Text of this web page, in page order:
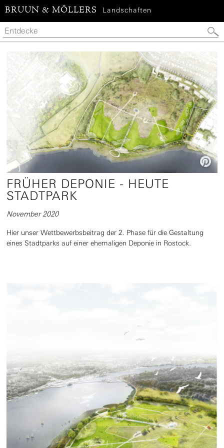

FRÜHER DEPONIE - HEUTE
STADTPARK
November 2020
Hier unser Wettbewerbsbeitrag der 2. Phase für die Gestaltung
eines Stadtparks auf einer ehemaligen Deponie in Rostock.
BRUUN & MÖLLERS Landschaften